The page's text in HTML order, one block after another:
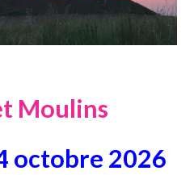
Moulins
octobre 2026